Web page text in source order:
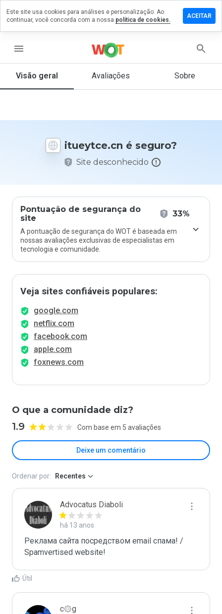
menu
Visão geral Avaliações Sobre
itueytce.cn é seguro?
Site desconhecido
Pontuação de segurança do
site
33%
A pontuação de segurança do WOT é baseada em
nossas avaliações exclusivas de especialistas em
tecnologia e comunidade.
Veja sites confiáveis populares:
google.com
netflix.com
facebook.com
apple.com
foxnews.com
O que a comunidade diz?
1.9 Com base em 5 avaliações
Deixe um comentário
um
que
Ordenar por: Recentes
Advocatus Diaboli
há 13 anos
Реклама сайта посредством email спама! /
Spamvertised website!
Útil
c۞g
Este site usa cookies para análises e personalização. Ao
continuar, você concorda com a nossa política de cookies.
ACEITAR